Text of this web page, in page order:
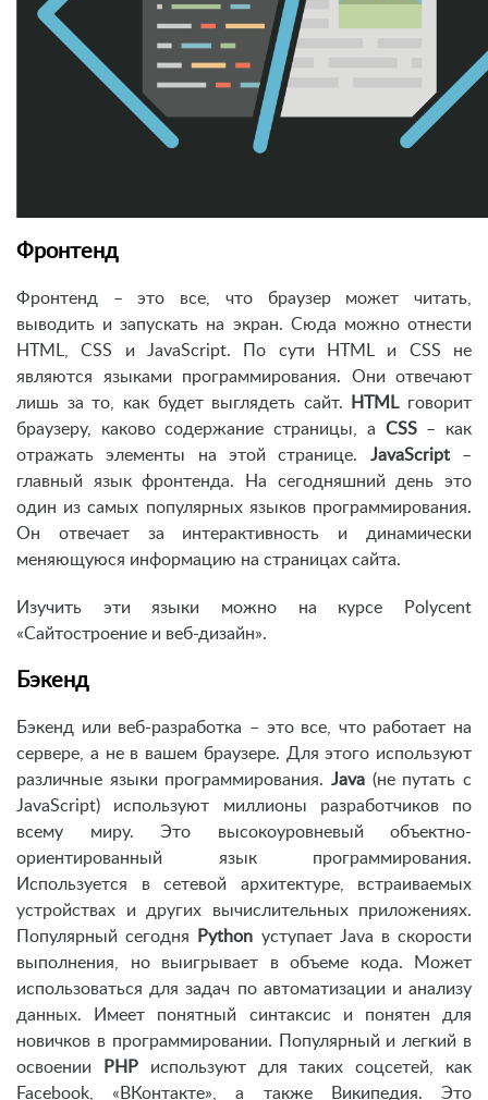
Фронтенд
Фронтенд – это все, что браузер может читать,
выводить и запускать на экран. Сюда можно отнести
HTML, CSS и JavaScript. По сути HTML и CSS не
являются языками программирования. Они отвечают
лишь за то, как будет выглядеть сайт.
HTMLговорит
браузеру, каково содержание страницы, а CSS– как
отражать элементы на этой странице. JavaScript–
главный язык фронтенда. На сегодняшний день это
один из самых популярных языков программирования.
Он отвечает за интерактивность и динамически
меняющуюся информацию на страницах сайта.
Изучить эти языки можно на курсе Polycent
«Сайтостроение и веб-дизайн».
Бэкенд
Бэкенд или веб-разработка – это все, что работает на
сервере, а не в вашем браузере. Для этого используют
различные языки программирования. Java (не путать с
JavaScript) используют миллионы разработчиков по
всему миру. Это высокоуровневый объектно-
ориентированный язык программирования.
Используется в сетевой архитектуре, встраиваемых
устройствах и других вычислительных приложениях.
Популярный сегодня
Python уступает Java в скорости
выполнения, но выигрывает в объеме кода. Может
использоваться для задач по автоматизации и анализу
данных. Имеет понятный синтаксис и понятен для
новичков в программировании. Популярный и легкий в
освоении
PHP используют для таких соцсетей, как
Facebook, «ВКонтакте», а также Википедия. Это